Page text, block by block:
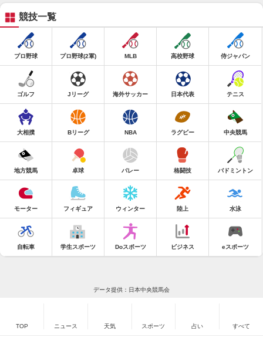
競技一覧
プロ野球 プロ野球(2軍) MLB 高校野球 侍ジャパン
ゴルフ Jリーグ 海外サッカー 日本代表 テニス
大相撲 Bリーグ NBA ラグビー 中央競馬
地方競馬 卓球 バレー 格闘技 バドミントン
モーター フィギュア ウィンター 陸上 水泳
自転車 学生スポーツ Doスポーツ ビジネス eスポーツ
データ提供：日本中央競馬会
TOP ニュース 天気 スポーツ 占い すべて